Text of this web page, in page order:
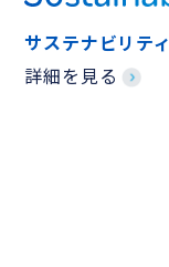
サステナビリティ
詳細を見る